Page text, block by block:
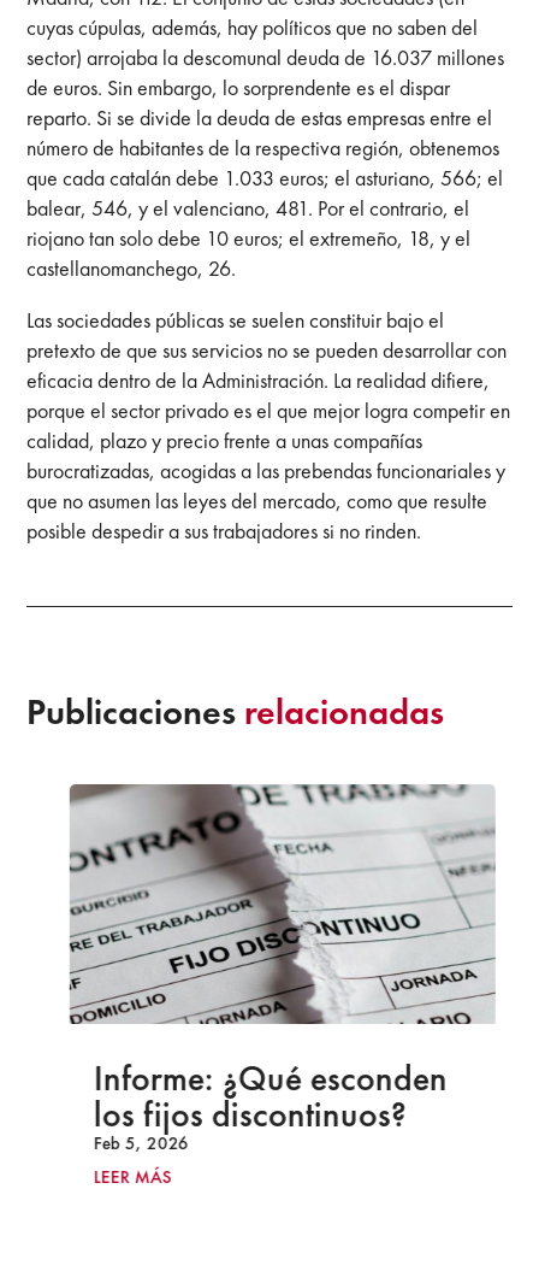
cuyas cúpulas, además, hay políticos que no saben del
sector) arrojaba la descomunal deuda de 16.037 millones
de euros. Sin embargo, lo sorprendente es el dispar
reparto. Si se divide la deuda de estas empresas entre el
número de habitantes de la respectiva región, obtenemos
que cada catalán debe 1.033 euros; el asturiano, 566; el
balear, 546, y el valenciano, 481. Por el contrario, el
riojano tan solo debe 10 euros; el extremeño, 18, y el
castellanomanchego, 26.
Las sociedades públicas se suelen constituir bajo el
pretexto de que sus servicios no se pueden desarrollar con
eficacia dentro de la Administración. La realidad difiere,
porque el sector privado es el que mejor logra competir en
calidad, plazo y precio frente a unas compañías
burocratizadas, acogidas a las prebendas funcionariales y
que no asumen las leyes del mercado, como que resulte
posible despedir a sus trabajadores si no rinden.
Publicaciones relacionadas
Informe: ¿Qué esconden
los fijos discontinuos?
Feb 5, 2026
LEER MÁS